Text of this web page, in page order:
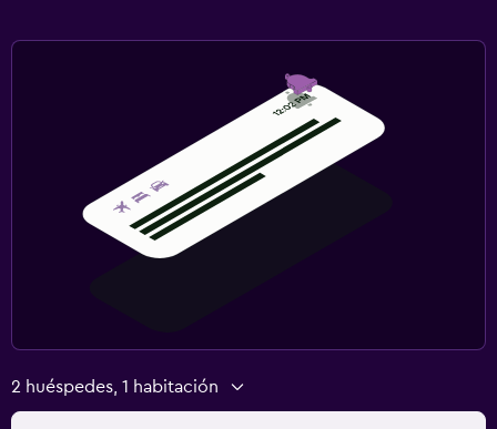
2 huéspedes, 1 habitación